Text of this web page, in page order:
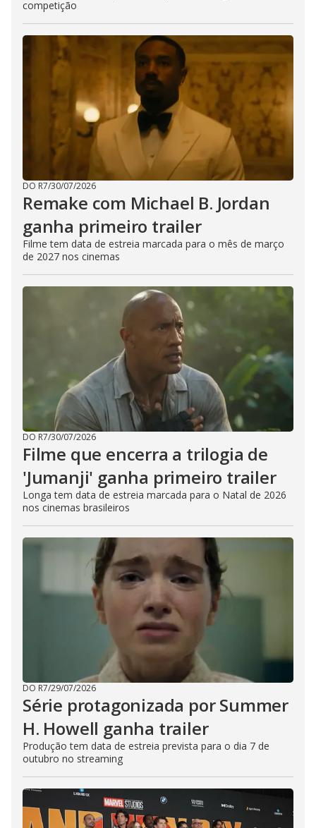
competição
DO R7/30/07/2026
Remake com Michael B. Jordan
ganha primeiro trailer
Filme tem data de estreia marcada para o mês de março
de 2027 nos cinemas
DO R7/30/07/2026
Filme que encerra a trilogia de
'Jumanji' ganha primeiro trailer
Longa tem data de estreia marcada para o Natal de 2026
nos cinemas brasileiros
DO R7/29/07/2026
Série protagonizada por Summer
H. Howell ganha trailer
Produção tem data de estreia prevista para o dia 7 de
outubro no streaming